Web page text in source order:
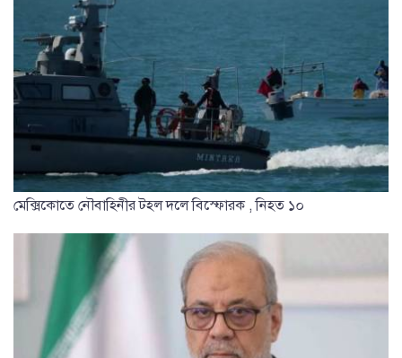
মেক্সিকোতে নৌবাহিনীর টহল দলে বিস্ফোরক , নিহত ১০